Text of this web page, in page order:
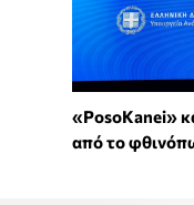
«PosoKanei»
από το